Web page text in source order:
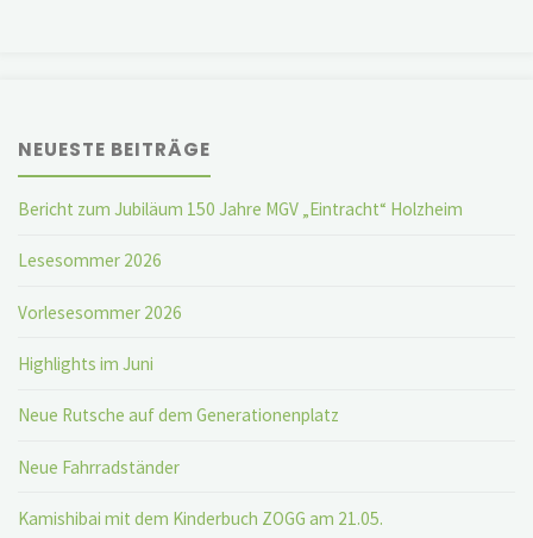
NEUESTE BEITRÄGE
Bericht zum Jubiläum 150 Jahre MGV „Eintracht“ Holzheim
Lesesommer 2026
Vorlesesommer 2026
Highlights im Juni
Neue Rutsche auf dem Generationenplatz
Neue Fahrradständer
Kamishibai mit dem Kinderbuch ZOGG am 21.05.